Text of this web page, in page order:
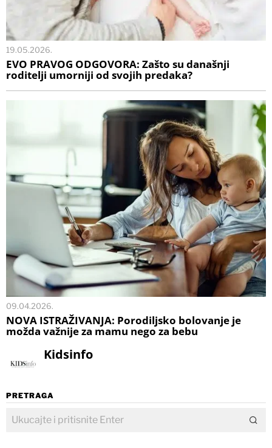
19.05.2026.
EVO PRAVOG ODGOVORA: Zašto su današnji
roditelji umorniji od svojih predaka?
09.04.2026.
NOVA ISTRAŽIVANJA: Porodiljsko bolovanje je
možda važnije za mamu nego za bebu
Kidsinfo
PRETRAGA